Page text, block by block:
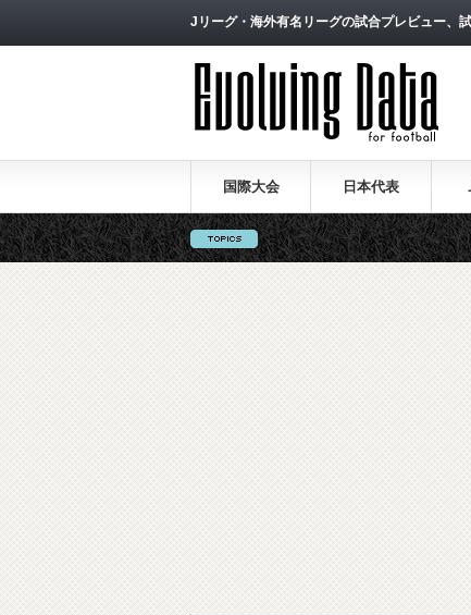
Jリーグ・海外有名リーグの試合プレビュー、
国際大会 日本代表
ロシア